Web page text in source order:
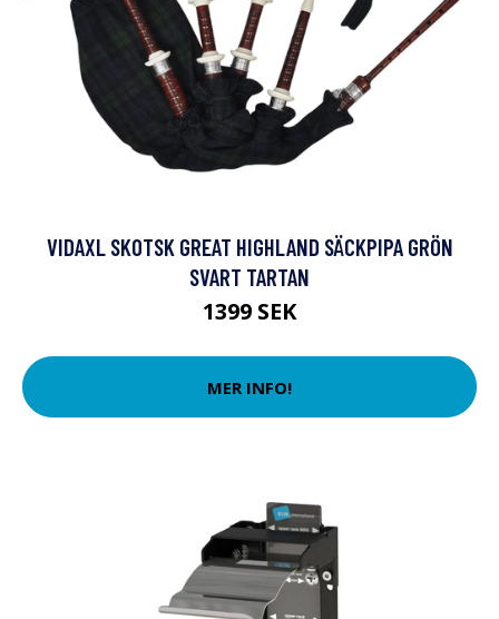
VIDAXL SKOTSK GREAT HIGHLAND SÄCKPIPA GRÖN
SVART TARTAN
1399 SEK
MER INFO!